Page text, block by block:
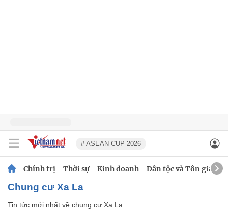
# ASEAN CUP 2026
Chính trị Thời sự Kinh doanh Dân tộc và Tôn giáo
chung cư Xa La
Tin tức mới nhất về chung cư Xa La